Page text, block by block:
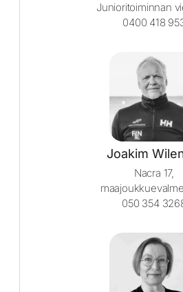
Junioritoiminnan
0400 418
Joakim
Nacra 17,
050 354